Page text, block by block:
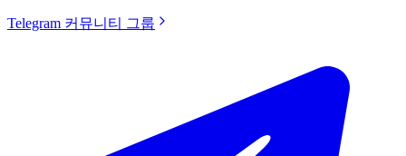
Telegram 커뮤니티 그룹